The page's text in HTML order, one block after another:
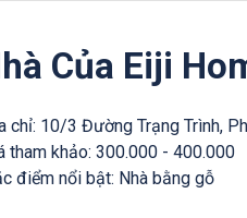
Của Eiji
chỉ: 10/3 Đường Trạng Trình,
tham khảo: 300.000 - 400.000
điểm nổi bật: Nhà bằng gỗ